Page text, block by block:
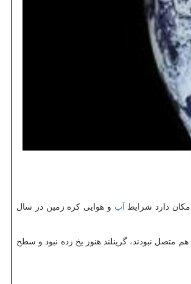
آب و هوایی كره زمین در سال
نبودند، گرینلند هنوز یخ زده نبود و سطح